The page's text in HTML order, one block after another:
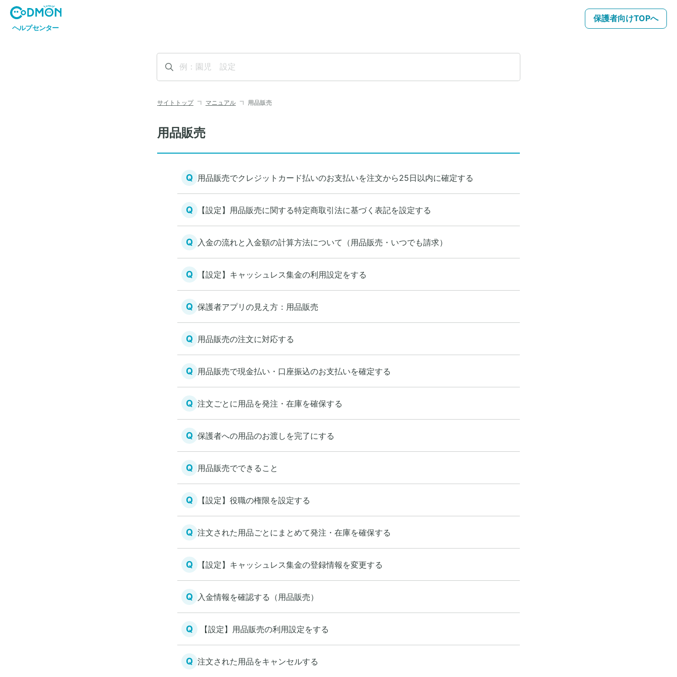
保護者向けTOPへ
サイトトップ マニュアル 用品販売
用品販売
Q 用品販売でクレジットカード払いのお支払いを注文から25日以内に確定する
Q 【設定】用品販売に関する特定商取引法に基づく表記を設定する
Q 入金の流れと入金額の計算方法について（用品販売・いつでも請求）
Q 【設定】キャッシュレス集金の利用設定をする
Q 保護者アプリの見え方：用品販売
Q 用品販売の注文に対応する
Q 用品販売で現金払い・口座振込のお支払いを確定する
Q 注文ごとに用品を発注・在庫を確保する
Q 保護者への用品のお渡しを完了にする
Q 用品販売でできること
Q 【設定】役職の権限を設定する
Q 注文された用品ごとにまとめて発注・在庫を確保する
Q 【設定】キャッシュレス集金の登録情報を変更する
Q 入金情報を確認する（用品販売）
Q 【設定】用品販売の利用設定をする
Q 注文された用品をキャンセルする